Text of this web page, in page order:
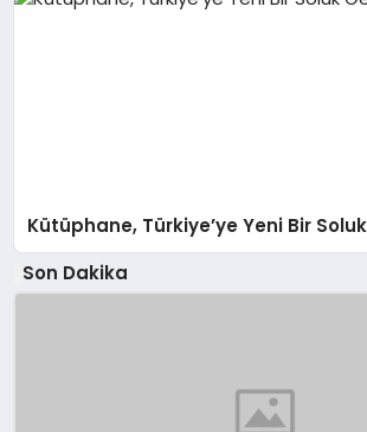
Kütüphane, Türkiye’ye Yeni Bir
Son Dakika